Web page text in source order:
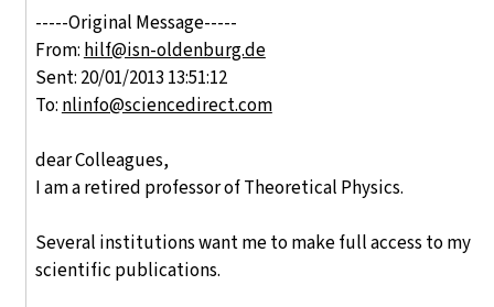
-----Original Message-----
From: hilf@isn-oldenburg.de
Sent: 20/01/2013 13:51:12
To: nlinfo@sciencedirect.com
dear Colleagues,
I am a retired professor of Theoretical Physics.
Several institutions want me to make full access to my
scientific publications.